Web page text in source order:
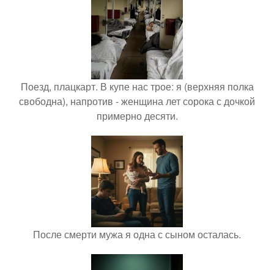
Поезд, плацкарт. В купе нас трое: я (верхняя полка
свободна), напротив - женщина лет сорока с дочкой
примерно десяти.
После смерти мужа я одна с сыном осталась.